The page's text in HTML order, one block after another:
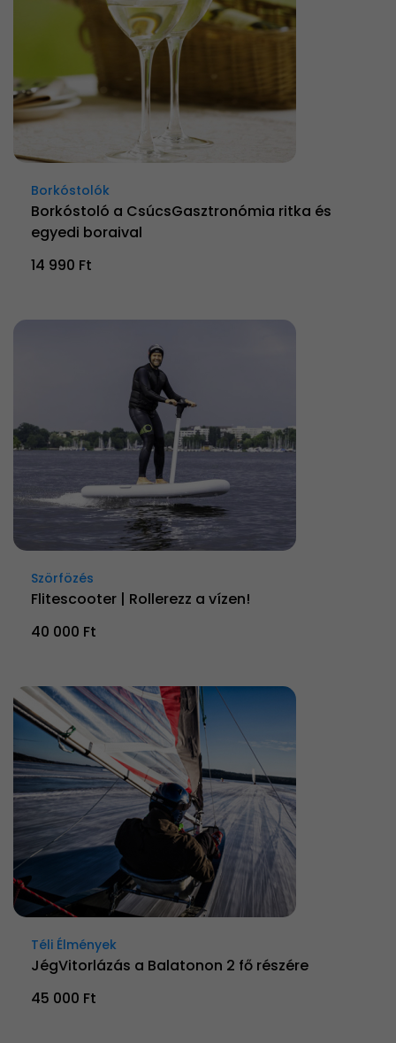
Borkóstolók
Borkóstoló a CsúcsGasztronómia ritka és
egyedi boraival
14 990 Ft
Szörfözés
Flitescooter | Rollerezz a vízen!
40 000 Ft
Téli Élmények
JégVitorlázás a Balatonon 2 fő részére
45 000 Ft